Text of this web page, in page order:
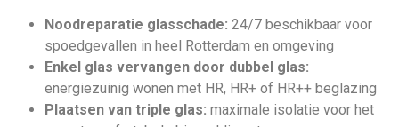
Noodreparatie glasschade: 24/7 beschikbaar voor
spoedgevallen in heel Rotterdam en omgeving
Enkel glas vervangen door dubbel glas:
energiezuinig wonen met HR, HR+ of HR++ beglazing
Plaatsen van triple glas: maximale isolatie voor het